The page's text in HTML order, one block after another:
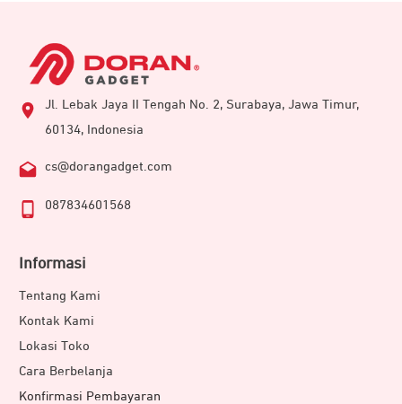
Jl. Lebak Jaya II Tengah No. 2, Surabaya, Jawa Timur,
60134, Indonesia
cs@dorangadget.com
087834601568
Informasi
Tentang Kami
Kontak Kami
Lokasi Toko
Cara Berbelanja
Konfirmasi Pembayaran